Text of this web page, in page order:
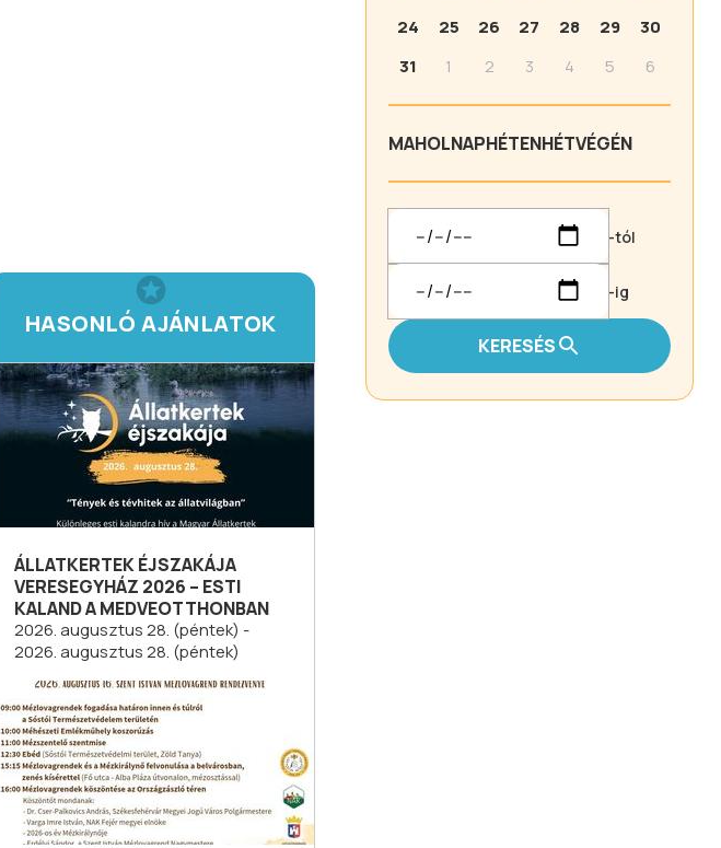
HASONLÓ AJÁNLATOK
ÁLLATKERTEK ÉJSZAKÁJA
VERESEGYHÁZ 2026 – ESTI
KALAND A MEDVEOTTHONBAN
2026. augusztus 28. (péntek) -
2026. augusztus 28. (péntek)
24
25 26 27 28 29
30
31
1 2 3 4 5 6
MAHOLNAPHÉTENHÉTVÉGÉN
-tól
-ig
KERESÉS